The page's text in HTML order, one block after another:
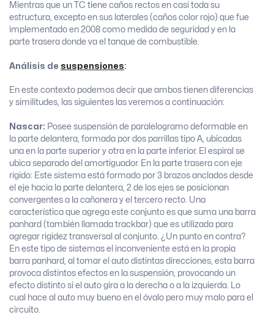
Mientras que un TC tiene caños rectos en casi toda su
estructura, excepto en sus laterales (caños color rojo) que fue
implementado en 2008 como medida de seguridad y en la
parte trasera donde va el tanque de combustible.
Análisis de suspensiones:
En este contexto podemos decir que ambos tienen diferencias
y similitudes, las siguientes las veremos a continuación:
Nascar: Posee suspensión de paralelogramo deformable en
la parte delantera, formada por dos parrillas tipo A, ubicadas
una en la parte superior y otra en la parte inferior. El espiral se
ubica separado del amortiguador. En la parte trasera con eje
rígido: Este sistema está formado por 3 brazos anclados desde
el eje hacia la parte delantera, 2 de los ejes se posicionan
convergentes a la cañonera y el tercero recto. Una
característica que agrega este conjunto es que suma una barra
panhard (también llamada trackbar) que es utilizada para
agregar rigidez transversal al conjunto. ¿Un punto en contra?
En este tipo de sistemas el inconveniente está en la propia
barra panhard, al tomar el auto distintas direcciones, esta barra
provoca distintos efectos en la suspensión, provocando un
efecto distinto si el auto gira a la derecha o a la izquierda. Lo
cual hace al auto muy bueno en el óvalo pero muy malo para el
circuito.